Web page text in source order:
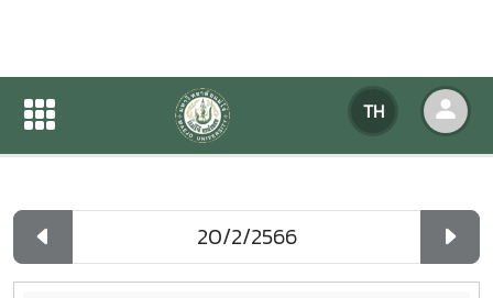
TH
ปฏิทินกิจกรรมของหน่วยงาน
ปฏิทินกิจกรรมของหน่วยงาน